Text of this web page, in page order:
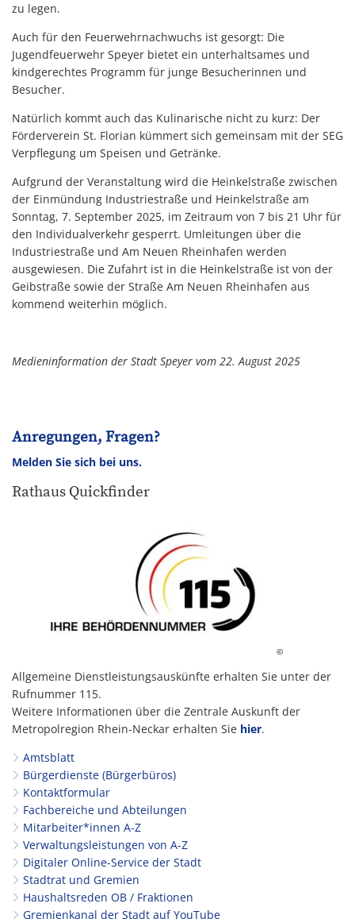
zu legen.
Auch für den Feuerwehrnachwuchs ist gesorgt: Die
Jugendfeuerwehr Speyer bietet ein unterhaltsames und
kindgerechtes Programm für junge Besucherinnen und
Besucher.
Natürlich kommt auch das Kulinarische nicht zu kurz: Der
Förderverein St. Florian kümmert sich gemeinsam mit der SEG
Verpflegung um Speisen und Getränke.
Aufgrund der Veranstaltung wird die Heinkelstraße zwischen
der Einmündung Industriestraße und Heinkelstraße am
Sonntag, 7. September 2025, im Zeitraum von 7 bis 21 Uhr für
den Individualverkehr gesperrt. Umleitungen über die
Industriestraße und Am Neuen Rheinhafen werden
ausgewiesen. Die Zufahrt ist in die Heinkelstraße ist von der
Geibstraße sowie der Straße Am Neuen Rheinhafen aus
kommend weiterhin möglich.
Medieninformation der Stadt Speyer vom 22. August 2025
Anregungen, Fragen?
Melden Sie sich bei uns.
Rathaus Quickfinder
©
Allgemeine Dienstleistungsauskünfte erhalten Sie unter der
Rufnummer 115.
Weitere Informationen über die Zentrale Auskunft der
Metropolregion Rhein-Neckar erhalten Sie hier.
Amtsblatt
Bürgerdienste (Bürgerbüros)
Kontaktformular
Fachbereiche und Abteilungen
Mitarbeiter*innen A-Z
Verwaltungsleistungen von A-Z
Digitaler Online-Service der Stadt
Stadtrat und Gremien
Haushaltsreden OB / Fraktionen
Gremienkanal der Stadt auf YouTube